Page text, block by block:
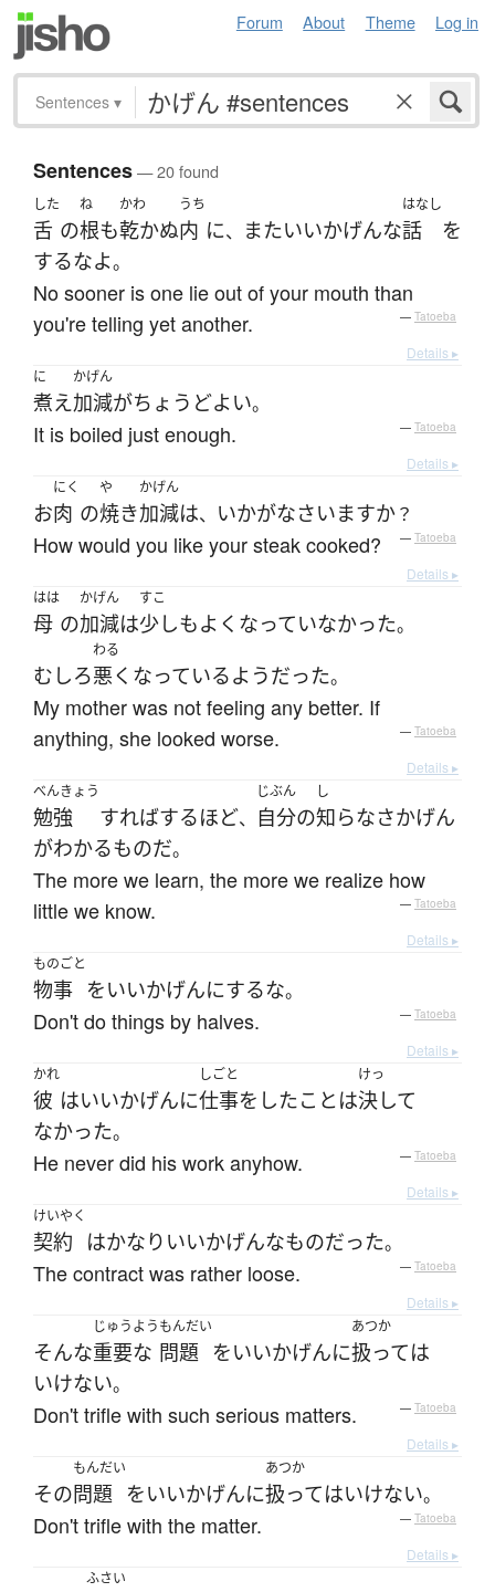
Forum About Theme Log in
Sentences ▾
Sentences— 20 found
した
舌 の
ね
根も
かわ
乾かぬ
うち
内 に、 またいいかげんな
はなし
話
を
するなよ。
No sooner is one lie out of your mouth than
you're telling yet another.
— Tatoeba
Details ▸
に
煮え
かげん
加減がちょうどよい。
It is boiled just enough. — Tatoeba
Details ▸
お
にく
肉 の
や
焼き
かげん
加減は、 いかがなさいますか？
How would you like your steak cooked? — Tatoeba
Details ▸
はは
母 の
かげん
加減は
すこ
少しもよく なっていなかった。
むしろ
わる
悪く なっているようだった。
My mother was not feeling any better. If
anything, she looked worse.
— Tatoeba
Details ▸
べんきょう
勉強 すればするほど、
じぶん
自分の
し
知らなさかげん
がわかるものだ。
The more we learn, the more we realize how
little we know.
— Tatoeba
Details ▸
ものごと
物事 をいいかげんにするな。
Don't do things by halves. — Tatoeba
Details ▸
かれ
彼 はいいかげんに
しごと
仕事を したことは
けっ
決して
なかった。
He never did his work anyhow. — Tatoeba
Details ▸
けいやく
契約 はかなり いいかげんなものだった。
The contract was rather loose. — Tatoeba
Details ▸
そんな
じゅうよう
重要な
もんだい
問題 をいいかげんに
あつか
扱っては
いけない。
Don't trifle with such serious matters. — Tatoeba
Details ▸
その
もんだい
問題 をいいかげんに
あつか
扱ってはいけない。
Don't trifle with the matter. — Tatoeba
Details ▸
ふさい